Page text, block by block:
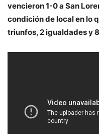
vencieron 1-0 a San
condición de local en lo
triunfos, 2 igualdades y